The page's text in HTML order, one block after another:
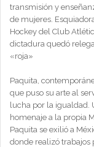
transmisión y
de mujeres.
Hockey del Club
dictadura quedó
«roja»
Paquita,
que puso su arte al
lucha por la igualdad.
homenaje a la propia
Paquita se exilió a
donde realizó trabajos